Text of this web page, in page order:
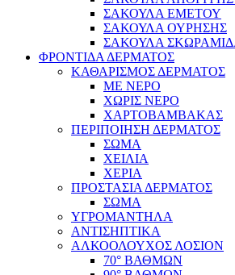
ΣΑΚΟΥΛΑ ΕΜΕΤΟΥ
ΣΑΚΟΥΛΑ ΟΥΡΗΣΗΣ
ΣΑΚΟΥΛΑ
ΦΡΟΝΤΙΔΑ ΔΕΡΜΑΤΟΣ
ΚΑΘΑΡΙΣΜΟΣ ΔΕΡΜΑΤΟΣ
ΜΕ ΝΕΡΟ
ΧΩΡΙΣ ΝΕΡΟ
ΧΑΡΤΟΒΑΜΒΑΚΑΣ
ΠΕΡΙΠΟΙΗΣΗ ΔΕΡΜΑΤΟΣ
ΣΩΜΑ
ΧΕΙΛΙΑ
ΧΕΡΙΑ
ΠΡΟΣΤΑΣΙΑ ΔΕΡΜΑΤΟΣ
ΣΩΜΑ
ΥΓΡΟΜΑΝΤΗΛΑ
ΑΝΤΙΣΗΠΤΙΚΑ
ΑΛΚΟΟΛΟΥΧΟΣ ΛΟΣΙΟΝ
70° ΒΑΘΜΩΝ